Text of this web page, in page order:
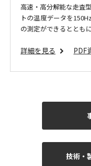
高速・高分解能な走査
トの温度データを
の測定ができるととも
詳細を見る PDF
技術・